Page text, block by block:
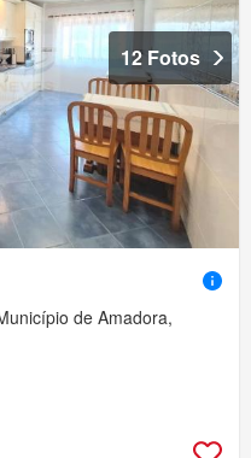
12 Fotos
de Amadora,